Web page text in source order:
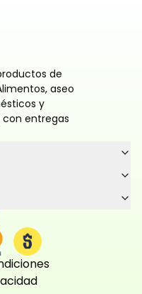
de
aseo
y
entregas